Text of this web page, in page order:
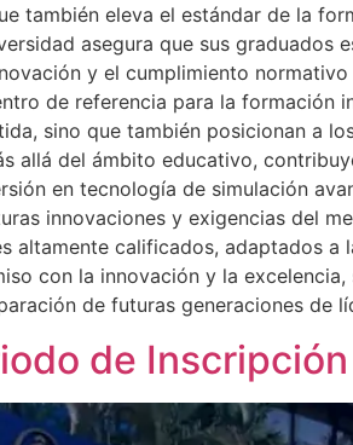
también eleva el estándar de la
asegura que sus
y el cumplimiento
de referencia para la formación
sino que también posicionan a
allá del ámbito educativo,
en tecnología de simulación
innovaciones y exigencias del
altamente calificados, adaptados
con la innovación y la
de futuras generaciones de
de